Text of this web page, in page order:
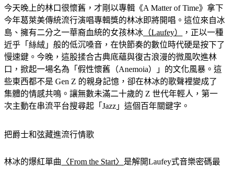
今天晚上的林口很懷舊，才剛以專輯《A Matter of Time》拿下
今年葛萊美傳統流行演唱專輯獎的林冰即將開唱。這位來自冰
島、擁有二分之一華裔血統的女孩林冰 （Laufey）
，正以一種
近乎「絲絨」般的低沉嗓音，在快節奏的數位時代硬是按下了
慢速鍵。今晚，這股揉合古典底蘊與復古浪漫的微風吹進林
口，掀起一場名為「假性懷舊（Anemoia）」的文化風暴。這
些東西都不是 Gen Z 的親身記憶，卻在林冰的歌聲裡變成了
集體的情感共鳴。讓無數未滿二十歲的 Z 世代年輕人，第一
次主動在串流平台搜尋起「Jazz」這個百年關鍵字。
把爵士和弦藏進流行情歌
林冰的爆紅單曲 〈From the Start〉 是解開Laufey式音樂密碼最